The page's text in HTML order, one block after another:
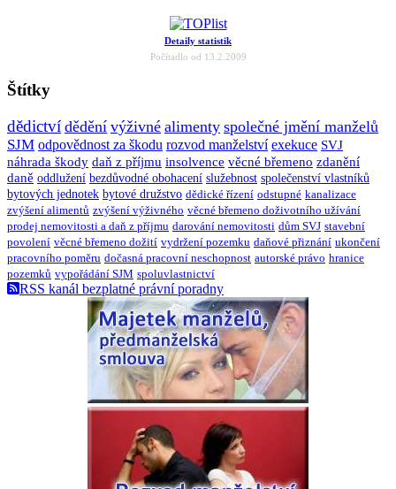
Detaily statistik
Počítadlo od 13.2.2009
Štítky
dědictví dědění výživné alimenty společné jmění manželů
SJM odpovědnost za škodu rozvod manželství exekuce SVJ
náhrada škody daň z příjmu insolvence věcné břemeno zdanění
daně oddlužení bezdůvodné obohacení služebnost společenství vlastníků
bytových jednotek bytové družstvo dědické řízení odstupné kanalizace
zvýšení alimentů zvýšení výživného věcné břemeno doživotního užívání
prodej nemovitosti a daň z příjmu darování nemovitosti dům SVJ stavební
povolení věcné břemeno dožití vydržení pozemku daňové přiznání ukončení
pracovního poměru dočasná pracovní neschopnost autorské právo hranice
pozemků vypořádání SJM spoluvlastnictví
RSS kanál bezplatné právní poradny